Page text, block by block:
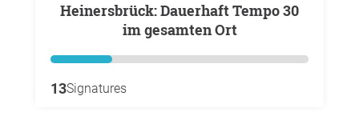
Heinersbrück: Dauerhaft Tempo 30
im gesamten Ort
13Signatures